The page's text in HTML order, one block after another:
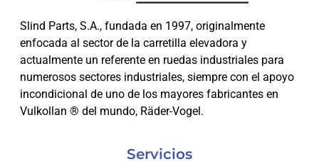
Slind Parts, S.A., fundada en 1997, originalmente
enfocada al sector de la carretilla elevadora y
actualmente un referente en ruedas industriales para
numerosos sectores industriales, siempre con el apoyo
incondicional de uno de los mayores fabricantes en
Vulkollan ® del mundo, Räder-Vogel.
Servicios